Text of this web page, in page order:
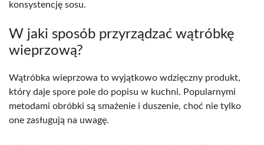
konsystencję sosu.
W jaki sposób przyrządzać wątróbkę
wieprzową?
Wątróbka wieprzowa to wyjątkowo wdzięczny produkt,
który daje spore pole do popisu w kuchni. Popularnymi
metodami obróbki są smażenie i duszenie, choć nie tylko
one zasługują na uwagę.